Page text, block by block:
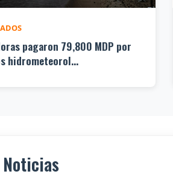
pagaron 79,800 MDP por
hidrometeorol...